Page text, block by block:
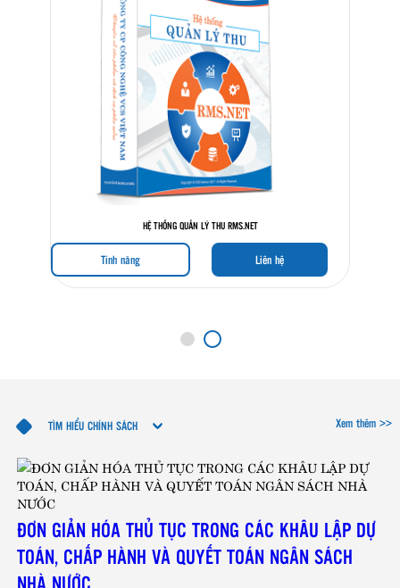
HỆ THỐNG QUẢN LÝ THU RMS.NET
Tính năng Liên hệ
TÌM HIỂU CHÍNH SÁCH Xem thêm >>
ĐƠN GIẢN HÓA THỦ TỤC TRONG CÁC KHÂU LẬP DỰ
TOÁN, CHẤP HÀNH VÀ QUYẾT TOÁN NGÂN SÁCH